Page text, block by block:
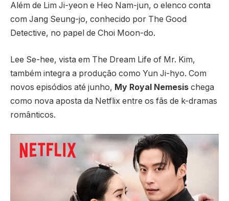
Além de Lim Ji-yeon e Heo Nam-jun, o elenco conta
com Jang Seung-jo, conhecido por The Good
Detective, no papel de Choi Moon-do.
Lee Se-hee, vista em The Dream Life of Mr. Kim,
também integra a produção como Yun Ji-hyo. Com
novos episódios até junho, My Royal Nemesis chega
como nova aposta da Netflix entre os fãs de k-dramas
românticos.